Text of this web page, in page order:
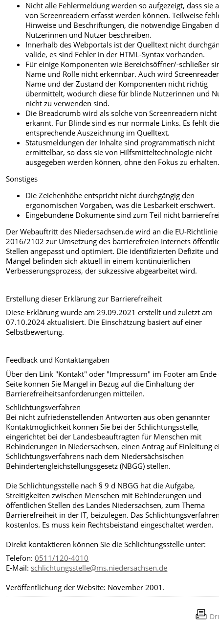
Nicht alle Fehlermeldung werden so aufgezeigt, dass sie
von Screenreadern erfasst werden können. Teilweise
Hinweise und Beschriftungen, die notwendige Eingaben
Nutzerinnen und Nutzer beschreiben.
Innerhalb des Webportals ist der Quelltext nicht
valide, es sind Fehler in der HTML-Syntax vorhanden.
Für einige Komponenten wie Bereichsöffner/-schließer
Name und Rolle nicht erkennbar. Auch wird
Name und der Zustand der Komponenten nicht richtig
übermittelt, wodurch diese für blinde Nutzerinnen und
nicht zu verwenden sind.
Die Breadcrumb wird als solche von Screenreadern nicht
erkannt. Für Blinde sind es nur normale Links. Es fehlt
entsprechende Auszeichnung im Quelltext.
Statusmeldungen der Inhalte sind programmatisch nicht
ermittelbar, so dass sie von Hilfsmitteltechnologie nicht
ausgegeben werden können, ohne den Fokus zu
Sonstiges
Die Zeichenhöhe entspricht nicht durchgängig den
ergonomischen Vorgaben, was die Lesbarkeit erschwert.
Eingebundene Dokumente sind zum Teil nicht
Der Webauftritt des Niedersachsen.de wird an die EU-Richtlinie
2016/2102 zur Umsetzung des barrierefreien Internets
Stellen angepasst und optimiert. Die identifizierten Defizite und
Mängel befinden sich aktuell in einem kontinuierlichen
Verbesserungsprozess, der sukzessive abgearbeitet wird.
Erstellung dieser Erklärung zur Barrierefreiheit
Diese Erklärung wurde am 29.09.2021 erstellt und zuletzt am
07.10.2024 aktualisiert. Die Einschätzung basiert auf einer
Selbstbewertung.
Feedback und Kontaktangaben
Über den Link "Kontakt" oder "Impressum" im Footer am Ende
Seite können Sie Mängel in Bezug auf die Einhaltung der
Barrierefreiheitsanforderungen mitteilen.
Schlichtungsverfahren
Bei nicht zufriedenstellenden Antworten aus oben genannter
Kontaktmöglichkeit können Sie bei der Schlichtungsstelle,
eingerichtet bei der Landesbeauftragten für Menschen mit
Behinderungen in Niedersachsen, einen Antrag auf Einleitung
Schlichtungsverfahrens nach dem Niedersächsischen
Behindertengleichstellungsgesetz (NBGG) stellen.
Die Schlichtungsstelle nach § 9 d NBGG hat die Aufgabe,
Streitigkeiten zwischen Menschen mit Behinderungen und
öffentlichen Stellen des Landes Niedersachsen, zum Thema
Barrierefreiheit in der IT, beizulegen. Das
kostenlos. Es muss kein Rechtsbeistand eingeschaltet werden.
Direkt kontaktieren können Sie die Schlichtungsstelle unter:
Telefon:0511/120-4010
E-Mail: schlichtungsstelle@ms.niedersachsen.de
Veröffentlichung der Website: November 2001.